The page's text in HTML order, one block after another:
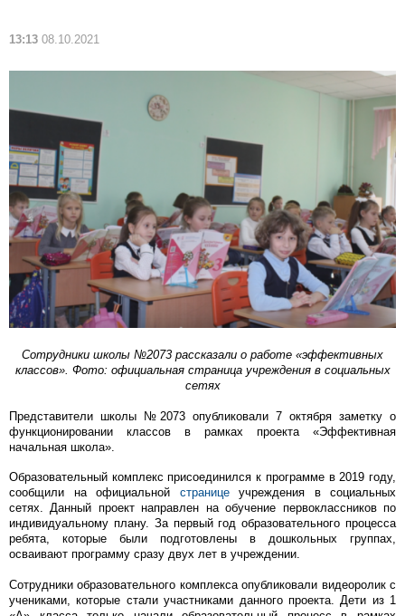
13:13 08.10.2021
Сотрудники школы №2073 рассказали о работе «эффективных
классов». Фото: официальная страница учреждения в социальных
сетях
Представители школы №2073 опубликовали 7 октября заметку о
функционировании классов в рамках проекта «Эффективная
начальная школа».
Образовательный комплекс присоединился к программе в 2019 году,
сообщили на официальной страницеучреждения в социальных
сетях. Данный проект направлен на обучение первоклассников по
индивидуальному плану. За первый год образовательного процесса
ребята, которые были подготовлены в дошкольных группах,
осваивают программу сразу двух лет в учреждении.
Сотрудники образовательного комплекса опубликовали видеоролик с
учениками, которые стали участниками данного проекта. Дети из 1